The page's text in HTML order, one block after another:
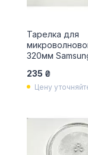
Тарелка для
320мм
235 ₴
Цену